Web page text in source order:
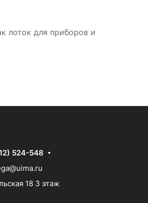
лоток для приборов и
524-548
18 3 этаж